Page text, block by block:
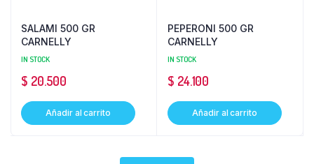
SALAMI 500 GR
CARNELLY
IN STOCK
$ 20.500
Añadir al carrito
PEPERONI 500 GR
CARNELLY
IN STOCK
$ 24.100
Añadir al carrito